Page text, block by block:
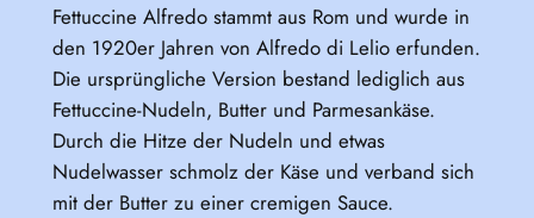
Fettuccine Alfredo stammt aus Rom und wurde in
den 1920er Jahren von Alfredo di Lelio erfunden.
Die ursprüngliche Version bestand lediglich aus
Fettuccine-Nudeln, Butter und Parmesankäse.
Durch die Hitze der Nudeln und etwas
Nudelwasser schmolz der Käse und verband sich
mit der Butter zu einer cremigen Sauce.